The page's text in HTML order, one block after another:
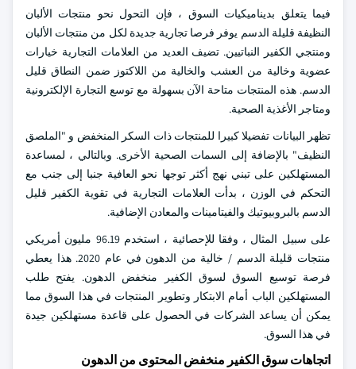
فيما يتعلق بديناميكيات السوق ، فإن التحول نحو منتجات الألبان
النظيفة قليلة الدسم يوفر فرصا تجارية جديدة لكل من منتجات الألبان
ومنتجي الكفير النباتيين. تضيف العديد من العلامات التجارية خيارات
عضوية وخالية من العشب والخالية من اللاكتوز ضمن النطاق قليل
الدسم. هذه المنتجات متاحة الآن بسهولة مع توسع التجارة الإلكترونية
ومتاجر الأغذية الصحية.
تظهر البيانات تفضيلا كبيرا للمنتجات ذات السكر المنخفض و "الملصق
النظيف" بالإضافة إلى السمات الصحية الأخرى. وبالتالي ، لمساعدة
المستهلكين على تبني نهج أكثر توجها نحو العافية جنبا إلى جنب مع
التحكم في الوزن ، بدأت العلامات التجارية في تقوية الكفير قليل
الدسم بالبروبيوتيك والفيتامينات والمعادن الإضافية.
على سبيل المثال ، وفقا للإحصائية ، استخدم 96.19 مليون أمريكي
منتجات قليلة الدسم / خالية من الدهون في عام 2020. هذا يعطي
فرصة توسيع السوق لسوق الكفير منخفض الدهون. يفتح طلب
المستهلكين الباب أمام الابتكار وتطوير المنتجات في هذا السوق مما
يمكن أن يساعد الشركات في الحصول على قاعدة مستهلكين جيدة
في هذا السوق.
اتجاهات سوق الكفير منخفض المحتوى من الدهون